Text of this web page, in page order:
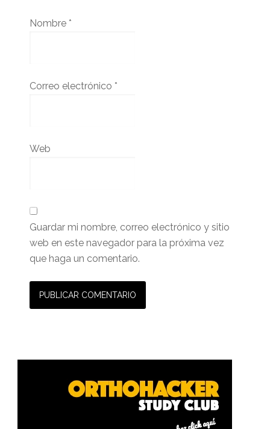
Nombre *
Correo electrónico *
Web
Guardar mi nombre, correo electrónico y sitio
web en este navegador para la próxima vez
que haga un comentario.
Barra
primaria